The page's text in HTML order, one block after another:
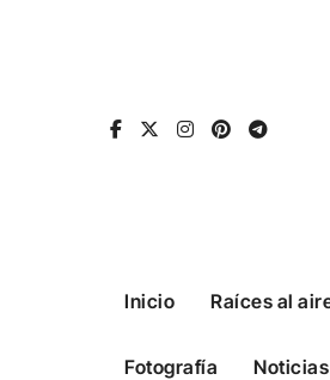
Inicio Raíces al
Fotografía Noticias